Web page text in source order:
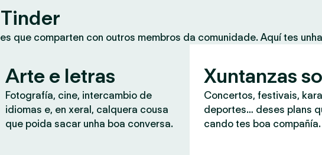
que comparten con outros membros da comunidade. Aquí tes
Arte e letras
Fotografía, cine, intercambio de
idiomas e, en xeral, calquera cousa
que poida sacar unha boa conversa.
Xuntanzas
Concertos, festivais,
deportes… deses plans
cando tes boa compañía.